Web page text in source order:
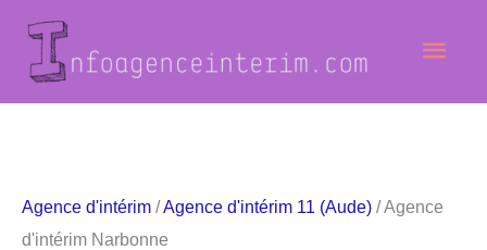
contenu
Agence d'intérim /Agence d'intérim 11 (Aude) / Agence
d'intérim Narbonne